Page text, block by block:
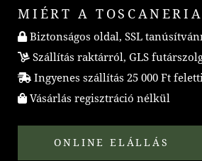
MIÉRT A
Biztonságos oldal, SSL
Szállítás raktárról, GLS
Ingyenes szállítás 25 000 Ft
Vásárlás regisztráció nélkül
ONLINE ELÁLLÁS